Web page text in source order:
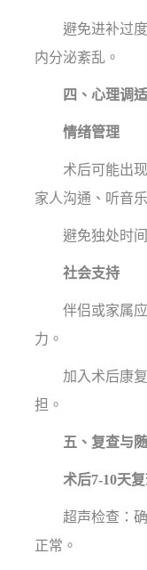
避免进补过度(
内分泌紊乱。
四、心理调适
情绪管理
术后可能出现
家人沟通、听音
避免独处时间
社会支持
伴侣或家属应
力。
加入术后康复
担。
五、复查与
术后7-10天
超声检查：确
正常。